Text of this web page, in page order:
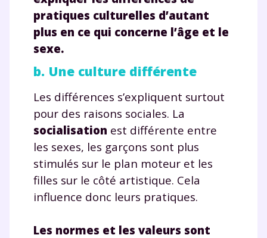
pratiques culturelles d’autant
plus en ce qui concerne l’âge et le
sexe.
b. Une culture différente
Les différences s’expliquent surtout
pour des raisons sociales. La
socialisation est différente entre
les sexes, les garçons sont plus
stimulés sur le plan moteur et les
filles sur le côté artistique. Cela
influence donc leurs pratiques.
Les normes et les valeurs sont